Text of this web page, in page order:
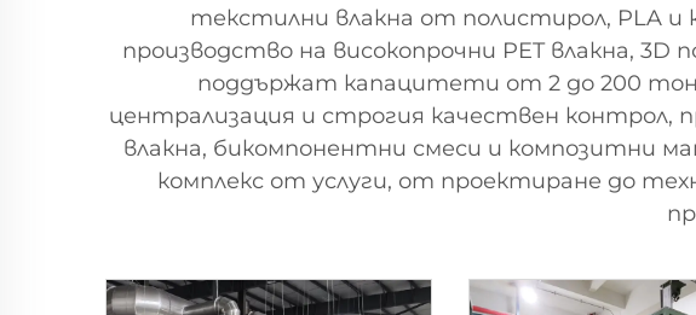
текстилни влакна от полистирол, PLA
производство на високопрочни PET влакна, 3D
поддържат капацитети от 2 до 200
централизация и строгия качествен контрол,
влакна, бикомпонентни смеси и композитни
комплекс от услуги, от проектиране до